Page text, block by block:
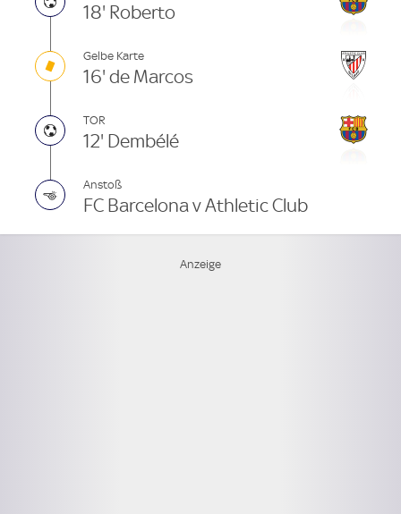
18' Roberto
Gelbe Karte
16' de Marcos
TOR
12' Dembélé
Anstoß
FC Barcelona v Athletic Club